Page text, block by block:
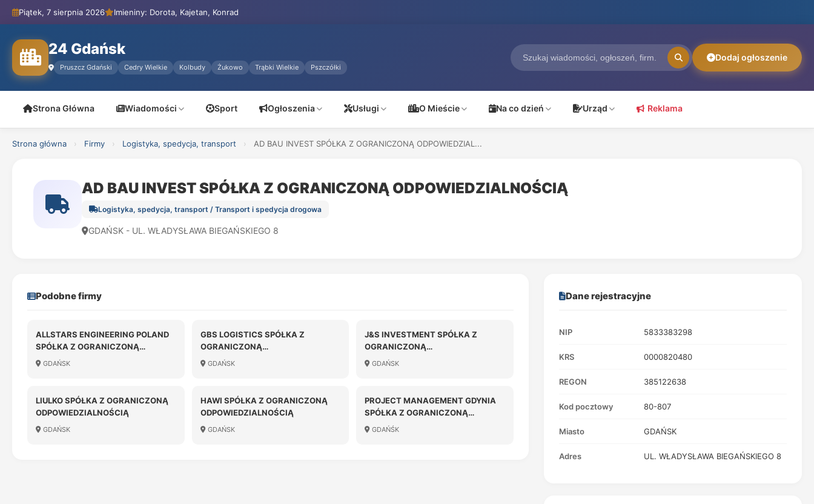
Piątek, 7 sierpnia 2026 Imieniny: Dorota, Kajetan, Konrad
24 Gdańsk
Pruszcz Gdański Cedry Wielkie Kolbudy Żukowo Trąbki Wielkie Pszczółki
Dodaj ogłoszenie
Strona Główna Wiadomości Sport Ogłoszenia Usługi O Mieście Na co dzień Urząd Reklama
Strona główna › Firmy › Logistyka, spedycja, transport › AD BAU INVEST SPÓŁKA Z OGRANICZONĄ ODPOWIEDZIAL...
AD BAU INVEST SPÓŁKA Z OGRANICZONĄ ODPOWIEDZIALNOŚCIĄ
Logistyka, spedycja, transport / Transport i spedycja drogowa
GDAŃSK - UL. WŁADYSŁAWA BIEGAŃSKIEGO 8
Podobne firmy
ALLSTARS ENGINEERING POLAND
SPÓŁKA Z OGRANICZONĄ
ODPOWIEDZIALNOŚCIĄ
GDAŃSK
GBS LOGISTICS SPÓŁKA Z
OGRANICZONĄ
ODPOWIEDZIALNOŚCIĄ
GDAŃSK
J&S INVESTMENT SPÓŁKA Z
OGRANICZONĄ
ODPOWIEDZIALNOŚCIĄ
GDAŃSK
LIULKO SPÓŁKA Z OGRANICZONĄ
ODPOWIEDZIALNOŚCIĄ
GDAŃSK
HAWI SPÓŁKA Z OGRANICZONĄ
ODPOWIEDZIALNOŚCIĄ
GDAŃSK
PROJECT MANAGEMENT GDYNIA
SPÓŁKA Z OGRANICZONĄ
ODPOWIEDZIALNOŚCIĄ
GDAŃŚK
Dane rejestracyjne
NIP 5833383298
KRS 0000820480
REGON 385122638
Kod pocztowy 80-807
Miasto GDAŃSK
Adres UL. WŁADYSŁAWA BIEGAŃSKIEGO 8